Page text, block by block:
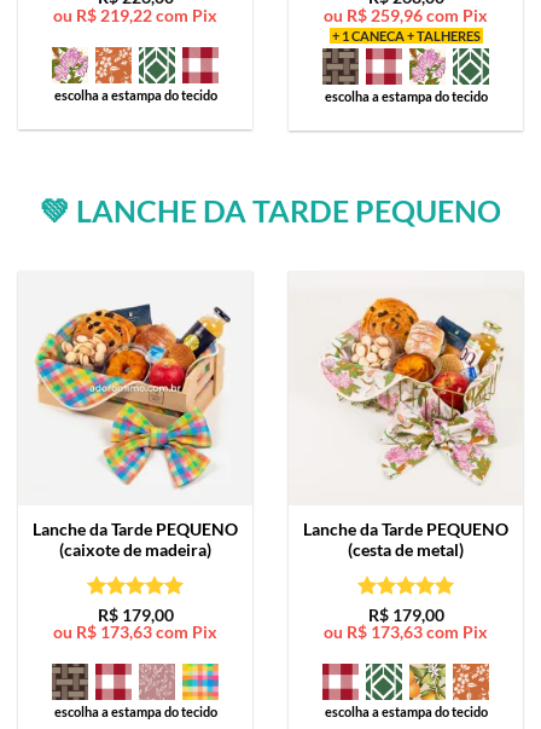
de 5
ou R$ 219,22com Pix
escolha a estampa do tecido
de 5
ou R$ 259,96com Pix
+ 1 CANECA + TALHERES
escolha a estampa do tecido
💚 LANCHE DA TARDE PEQUENO
Lanche da Tarde PEQUENO
(caixote de madeira)
Avaliação5
de 5
R$179,00
ou R$ 173,63com Pix
escolha a estampa do tecido
Lanche da Tarde PEQUENO
(cesta de metal)
Avaliação5
de 5
R$179,00
ou R$ 173,63com Pix
escolha a estampa do tecido